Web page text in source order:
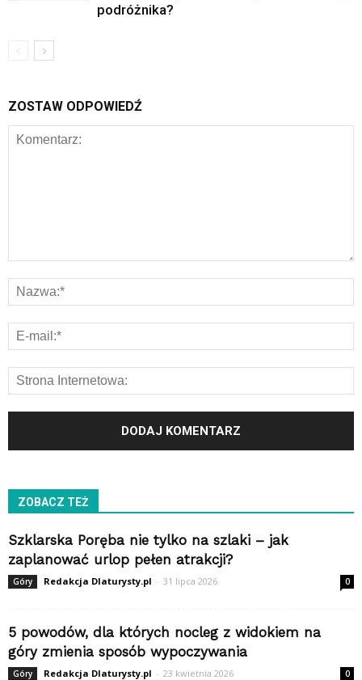
podróżnika?
ZOSTAW ODPOWIEDŹ
ZOBACZ TEŻ
Szklarska Poręba nie tylko na szlaki – jak
zaplanować urlop pełen atrakcji?
Góry Redakcja Dlaturysty.pl - 31 lipca 2026 0
5 powodów, dla których nocleg z widokiem na
góry zmienia sposób wypoczywania
Góry Redakcja Dlaturysty.pl - 23 kwietnia 2026 0